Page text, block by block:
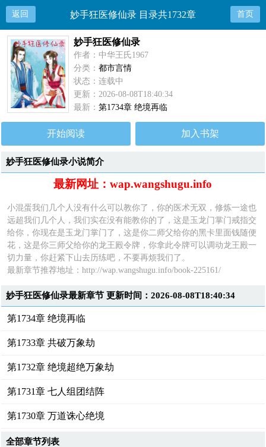
返回 妙手狂医修仙录 目录共1732章 首页
妙手狂医修仙录
作者：中华王氏1967
分类：都市言情
状态：连载中
更新：2026-08-08T18:40:34
最新：第1734章 绝境再临
开始阅读 加入书架
妙手狂医修仙录小说简介
最新网址：wap.wangshugu.info
小混蛋我们几个人没有什么可以教你了，你的医术无双，修炼一途也
远超我们几个人，我们实在没有能教你的了，这是玉龙门掌门戒指交
给你，你现在是玉龙门掌门了，这是你二师父给你的黑卡里面钱随便
花，这是你三师父给你的龙王殿令牌，你拿此令牌可以调动龙王殿一
切力量，你赶紧下山去历练吧，不要再烦我们了。
最新章节推荐地址：http://wap.wangshugu.info/book-225161/
妙手狂医修仙录最新章节 更新时间：2026-08-08T18:40:34
第1734章 绝境再临
第1733章 共破万象劫
第1732章 绝境超绝万象劫
第1731章 七人组团结阵
第1730章 万道诛心绝境
全部章节列表